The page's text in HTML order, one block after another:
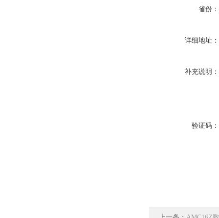
省份：
详细地址：
补充说明：
验证码：